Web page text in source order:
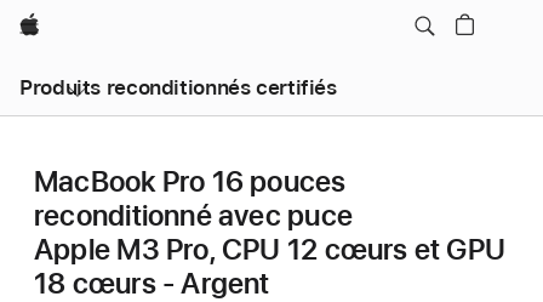
Apple
Produits reconditionnés certifiés
MacBook Pro 16 pouces
reconditionné avec puce
Apple M3 Pro, CPU 12 cœurs et GPU
18 cœurs - Argent